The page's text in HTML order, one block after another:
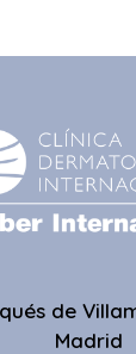
de
Madrid